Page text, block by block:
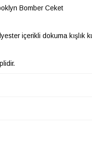
Bomber Ceket
içerikli dokuma kışlık
S-M bedendir.
sağa)